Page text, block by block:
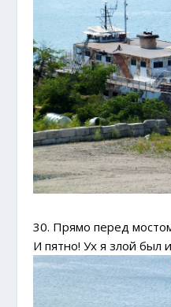
30. Прямо перед
И пятно! Ух я злой был